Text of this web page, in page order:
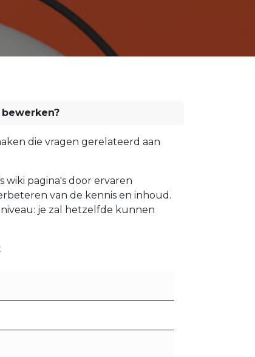
die vragen gerelateerd aan
pagina's door ervaren
van de kennis en inhoud.
je zal hetzelfde kunnen